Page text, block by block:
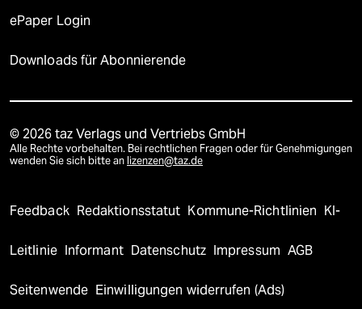
ePaper Login
Downloads für Abonnierende
© 2026 taz Verlags und Vertriebs GmbH
Alle Rechte vorbehalten. Bei rechtlichen Fragen oder für Genehmigungen
wenden Sie sich bitte an lizenzen@taz.de
Feedback Redaktionsstatut Kommune-Richtlinien KI-
Leitlinie Informant Datenschutz Impressum AGB
Seitenwende Einwilligungen widerrufen (Ads)